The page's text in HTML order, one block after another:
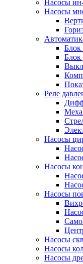
Насосы
Насосы
Блок
Блок
Реле
Насосы
Насосы
Насосы
Насосы
Насосы
Насосы